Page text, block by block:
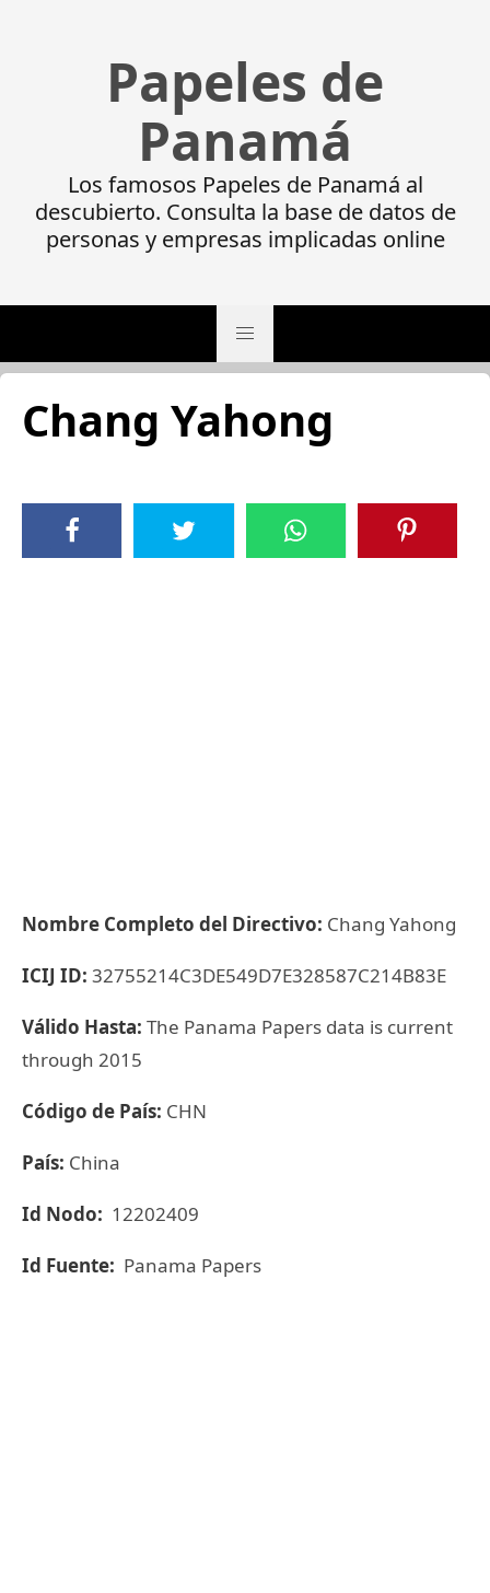
Papeles de
Panamá
Los famosos Papeles de Panamá al
descubierto. Consulta la base de datos de
personas y empresas implicadas online
Chang Yahong
Nombre Completo del Directivo: Chang Yahong
ICIJ ID: 32755214C3DE549D7E328587C214B83E
Válido Hasta: The Panama Papers data is current
through 2015
Código de País: CHN
País: China
Id Nodo: 12202409
Id Fuente: Panama Papers